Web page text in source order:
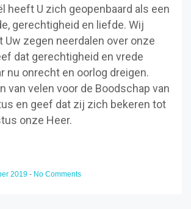
heeft U zich geopenbaard als een
gerechtigheid en liefde. Wij
Uw zegen neerdalen over onze
dat gerechtigheid en vrede
nu onrecht en oorlog dreigen.
van velen voor de Boodschap van
en geef dat zij zich bekeren tot
onze Heer.
2019 - No Comments